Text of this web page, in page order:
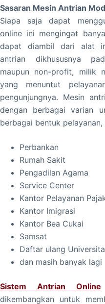
Sasaran Mesin Antrian
Siapa saja dapat
online ini mengingat
dapat diambil dari alat
antrian dikhususnya
maupun non-profit, milik
yang menuntut
pengunjungnya. Mesin
dengan berbagai varian
berbagai bentuk pelayanan,
Perbankan
Rumah Sakit
Pengadilan Agama
Service Center
Kantor Pelayanan
Kantor Imigrasi
Kantor Bea Cukai
Samsat
Daftar ulang
dan masih banyak lagi
Sistem Antrian Online
dikembangkan untuk